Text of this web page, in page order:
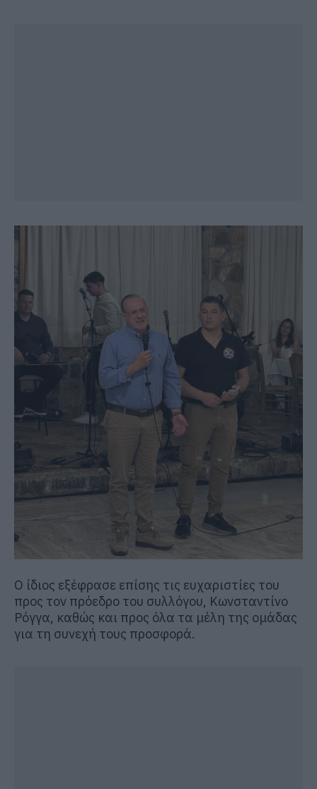
Ο ίδιος εξέφρασε επίσης τις ευχαριστίες του
προς τον πρόεδρο του συλλόγου, Κωνσταντίνο
Ρόγγα, καθώς και προς όλα τα μέλη της ομάδας
για τη συνεχή τους προσφορά.